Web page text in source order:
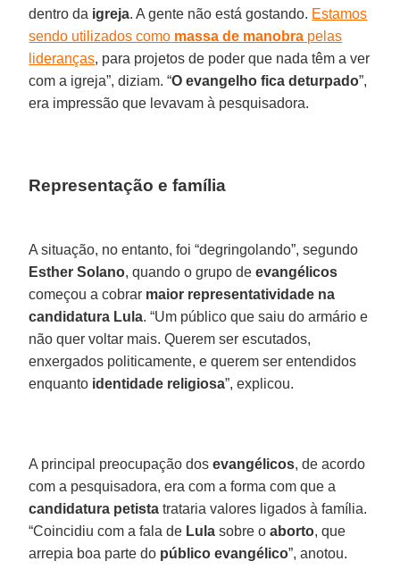
dentro da igreja. A gente não está gostando. Estamos
sendo utilizados como massa de manobra pelas
lideranças, para projetos de poder que nada têm a ver
com a igreja”, diziam. “O evangelho fica deturpado”,
era impressão que levavam à pesquisadora.
Representação e família
A situação, no entanto, foi “degringolando”, segundo
Esther Solano, quando o grupo deevangélicos
começou a cobrar maior representatividade na
candidatura Lula. “Um público que saiu do armário e
não quer voltar mais. Querem ser escutados,
enxergados politicamente, e querem ser entendidos
enquanto identidade religiosa”, explicou.
A principal preocupação dos evangélicos, de acordo
com a pesquisadora, era com a forma com que a
candidatura petista trataria valores ligados à família.
“Coincidiu com a fala de Lula sobre oaborto, que
arrepia boa parte do público evangélico”, anotou.